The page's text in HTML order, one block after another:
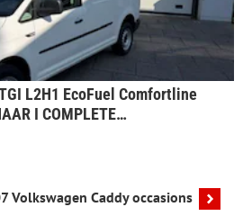
L2H1 EcoFuel Comfortline
I COMPLETE
RIJDEN OP GROEN GAS = CO2
Volkswagen Caddy occasions